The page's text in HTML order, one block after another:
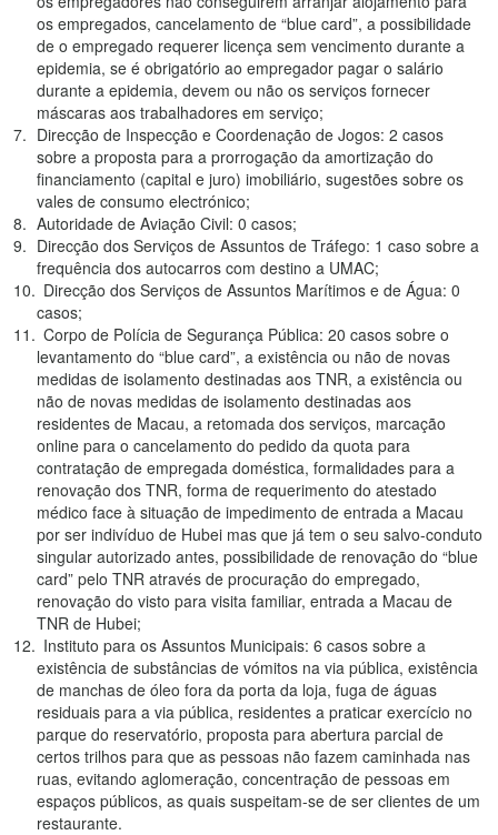
os empregados, cancelamento de “blue card”, a possibilidade
de o empregado requerer licença sem vencimento durante a
epidemia, se é obrigatório ao empregador pagar o salário
durante a epidemia, devem ou não os serviços fornecer
máscaras aos trabalhadores em serviço;
Direcção de Inspecção e Coordenação de Jogos: 2 casos
sobre a proposta para a prorrogação da amortização do
financiamento (capital e juro) imobiliário, sugestões sobre os
vales de consumo electrónico;
Autoridade de Aviação Civil: 0 casos;
Direcção dos Serviços de Assuntos de Tráfego: 1 caso sobre a
frequência dos autocarros com destino a UMAC;
Direcção dos Serviços de Assuntos Marítimos e de Água: 0
casos;
Corpo de Polícia de Segurança Pública: 20 casos sobre o
levantamento do “blue card”, a existência ou não de novas
medidas de isolamento destinadas aos TNR, a existência ou
não de novas medidas de isolamento destinadas aos
residentes de Macau, a retomada dos serviços, marcação
online para o cancelamento do pedido da quota para
contratação de empregada doméstica, formalidades para a
renovação dos TNR, forma de requerimento do atestado
médico face à situação de impedimento de entrada a Macau
por ser indivíduo de Hubei mas que já tem o seu salvo-conduto
singular autorizado antes, possibilidade de renovação do “blue
card” pelo TNR através de procuração do empregado,
renovação do visto para visita familiar, entrada a Macau de
TNR de Hubei;
Instituto para os Assuntos Municipais: 6 casos sobre a
existência de substâncias de vómitos na via pública, existência
de manchas de óleo fora da porta da loja, fuga de águas
residuais para a via pública, residentes a praticar exercício no
parque do reservatório, proposta para abertura parcial de
certos trilhos para que as pessoas não fazem caminhada nas
ruas, evitando aglomeração, concentração de pessoas em
espaços públicos, as quais suspeitam-se de ser clientes de um
restaurante.